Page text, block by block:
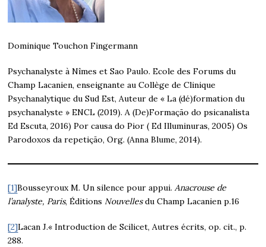
Dominique Touchon Fingermann
Psychanalyste à Nîmes et Sao Paulo. Ecole des Forums du
Champ Lacanien, enseignante au Collège de Clinique
Psychanalytique du Sud Est, Auteur de « La (dé)formation du
psychanalyste » ENCL (2019). A (De)Formação do psicanalista
Ed Escuta, 2016) Por causa do Pior ( Ed Illuminuras, 2005) Os
Parodoxos da repetição, Org. (Anna Blume, 2014).
[1]Bousseyroux M. Un silence pour appui.Anacrouse de
l’analyste, Paris, Éditions Nouvellesdu Champ Lacanien p.16
[2]Lacan J.« Introduction de Scilicet, Autres écrits, op. cit., p.
288.